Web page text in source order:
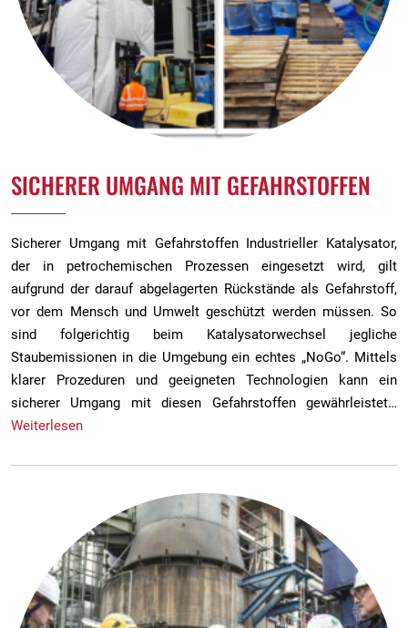
SICHERER UMGANG MIT GEFAHRSTOFFEN
Sicherer Umgang mit Gefahrstoffen Industrieller Katalysator,
der in petrochemischen Prozessen eingesetzt wird, gilt
aufgrund der darauf abgelagerten Rückstände als Gefahrstoff,
vor dem Mensch und Umwelt geschützt werden müssen. So
sind folgerichtig beim Katalysatorwechsel jegliche
Staubemissionen in die Umgebung ein echtes „NoGo“. Mittels
klarer Prozeduren und geeigneten Technologien kann ein
sicherer Umgang mit diesen Gefahrstoffen gewährleistet…
Weiterlesen